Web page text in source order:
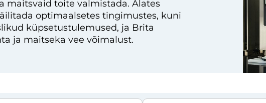
maitsvaid toite valmistada. Alates
optimaalsetes tingimustes, kuni
küpsetustulemused, ja Brita
ja maitseka vee võimalust.